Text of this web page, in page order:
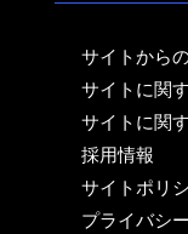
サイトから
サイトに関
サイトに関
採用情報
サイトポリ
プライバシ